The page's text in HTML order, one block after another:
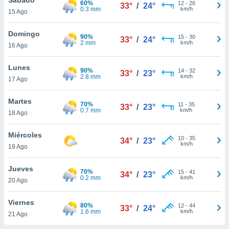
y
en
más
de
15 Ago
60%
0.3 mm
33° / 24° 12- 26
km/h
Domingo
16 Ago
90%
2 mm
33° / 24° 15- 30
km/h
Lunes
17 Ago
90%
2.8 mm
33° / 23° 14- 32
km/h
Martes
18 Ago
70%
0.7 mm
33° / 23° 11 - 35
km/h
Miércoles
19 Ago
34° / 23° 10- 35
km/h
Jueves
20 Ago
70%
0.2 mm
34° / 23° 15- 41
km/h
Viernes
21 Ago
80%
1.6 mm
33° / 24° 12- 44
km/h